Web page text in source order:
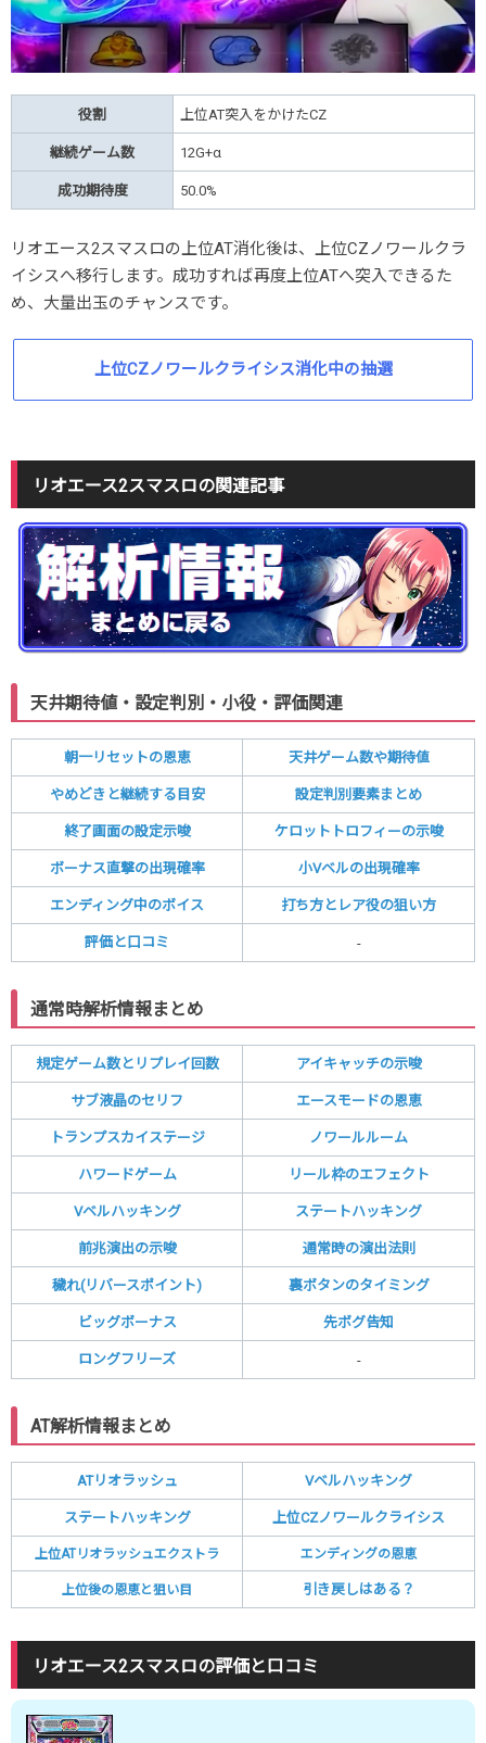
役割 上位AT突入をかけたCZ
継続ゲーム数 12G+α
成功期待度 50.0%
リオエース2スマスロの上位AT消化後は、上位CZノワールクラ
イシスへ移行します。成功すれば再度上位ATへ突入できるた
め、大量出玉のチャンスです。
上位CZノワールクライシス消化中の抽選
リオエース2スマスロの関連記事
天井期待値・設定判別・小役・評価関連
朝一リセットの恩恵 天井ゲーム数や期待値
やめどきと継続する目安 設定判別要素まとめ
終了画面の設定示唆 ケロットトロフィーの示唆
ボーナス直撃の出現確率 小Vベルの出現確率
エンディング中のボイス 打ち方とレア役の狙い方
評価と口コミ -
通常時解析情報まとめ
規定ゲーム数とリプレイ回数 アイキャッチの示唆
サブ液晶のセリフ エースモードの恩恵
トランプスカイステージ ノワールルーム
ハワードゲーム リール枠のエフェクト
Vベルハッキング ステートハッキング
前兆演出の示唆 通常時の演出法則
穢れ(リバースポイント) 裏ボタンのタイミング
ビッグボーナス 先ボグ告知
ロングフリーズ -
AT解析情報まとめ
ATリオラッシュ Vベルハッキング
ステートハッキング 上位CZノワールクライシス
上位ATリオラッシュエクストラ エンディングの恩恵
上位後の恩恵と狙い目 引き戻しはある？
リオエース2スマスロの評価と口コミ